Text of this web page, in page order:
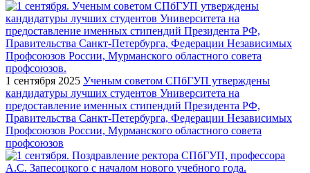
1 сентября 2025 Ученым советом СПбГУП утверждены
кандидатуры лучших студентов Университета на
предоставление именных стипендий Президента РФ,
Правительства Санкт-Петербурга, Федерации Независимых
Профсоюзов России, Мурманского областного совета
профсоюзов